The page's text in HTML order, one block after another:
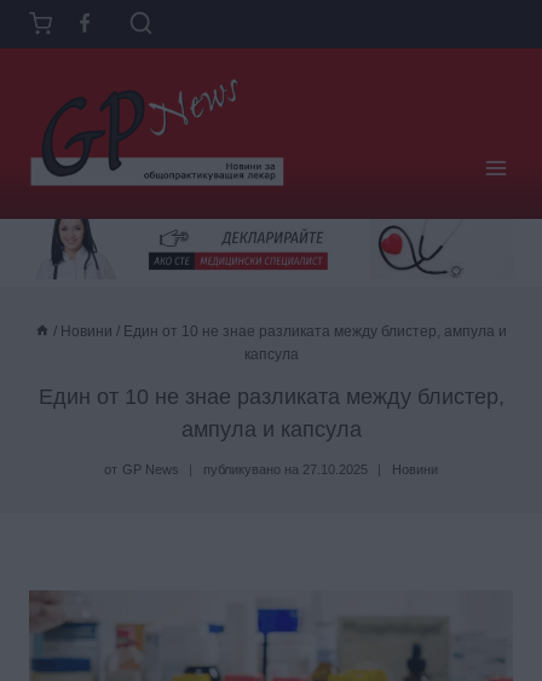
Към
съдържанието
/ Новини / Един от 10 не знае разликата между блистер, ампула и
капсула
Един от 10 не знае разликата между блистер,
ампула и капсула
от GP News публикувано на 27.10.2025 Новини